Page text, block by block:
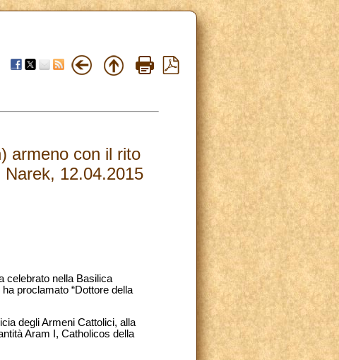
armeno con il rito
12.04.2015
celebrato nella Basilica
proclamato “Dottore della
degli Armeni Cattolici, alla
Aram I, Catholicos della